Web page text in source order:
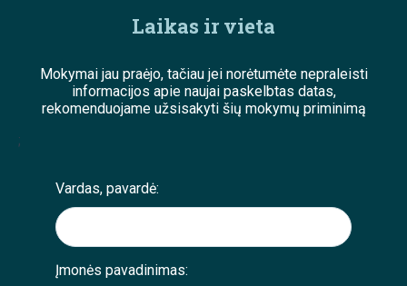
Laikas ir vieta
Mokymai jau praėjo, tačiau jei norėtumėte nepraleisti
informacijos apie naujai paskelbtas datas,
rekomenduojame užsisakyti šių mokymų priminimą
;
Vardas, pavardė:
Įmonės pavadinimas: